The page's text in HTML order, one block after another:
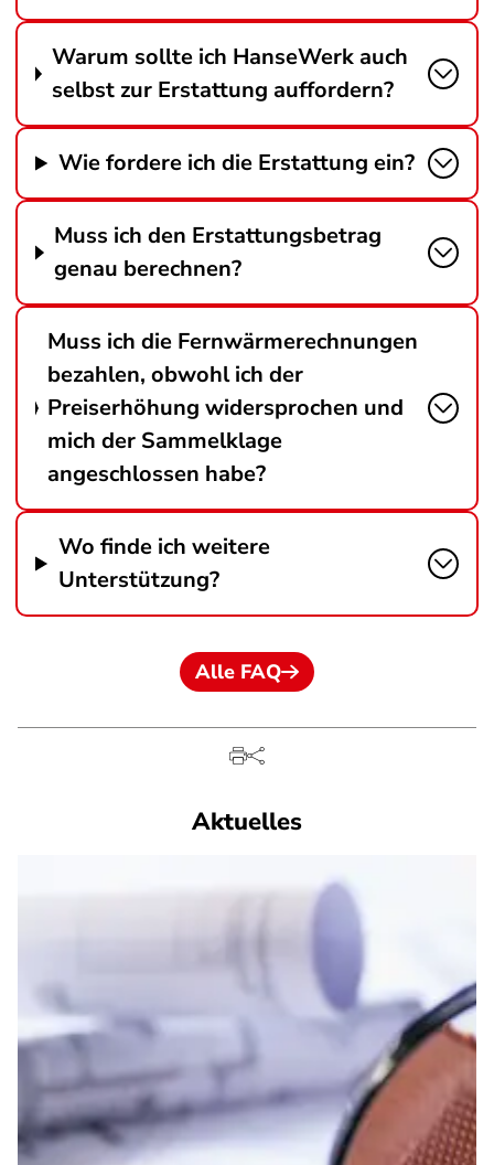
Warum sollte ich HanseWerk auch
selbst zur Erstattung auffordern?
Wie fordere ich die Erstattung ein?
Muss ich den Erstattungsbetrag
genau berechnen?
Muss ich die Fernwärmerechnungen
bezahlen, obwohl ich der
Preiserhöhung widersprochen und
mich der Sammelklage
angeschlossen habe?
Wo finde ich weitere
Unterstützung?
Alle FAQ
Aktuelles